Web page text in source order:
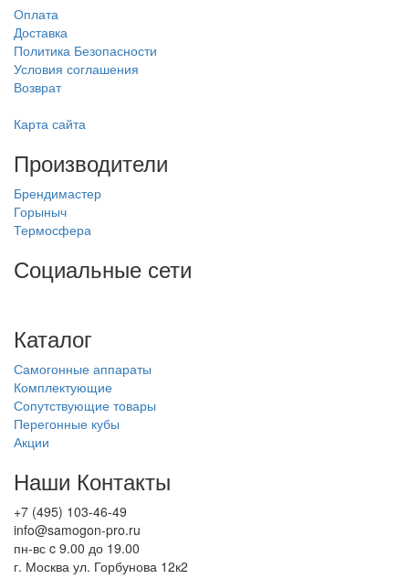
Оплата
Доставка
Политика Безопасности
Условия соглашения
Возврат
Карта сайта
Производители
Брендимастер
Горыныч
Термосфера
Социальные сети
Каталог
Самогонные аппараты
Комплектующие
Сопутствующие товары
Перегонные кубы
Акции
Наши Контакты
+7 (495) 103-46-49
info@samogon-pro.ru
пн-вс c 9.00 до 19.00
г. Москва ул. Горбунова 12к2